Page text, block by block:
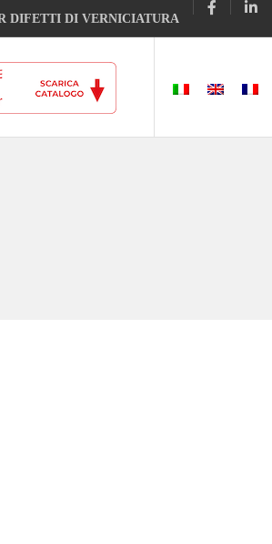
DIFETTI DI VERNICIATURA